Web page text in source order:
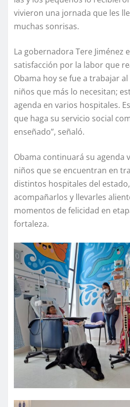
vivieron una jornada que les
muchas sonrisas.
La gobernadora Tere Jiménez
satisfacción por la labor que
Obama hoy se fue a trabajar
niños que más lo necesitan;
agenda en varios hospitales.
que haga su servicio social
enseñado”, señaló.
Obama continuará su agenda
niños que se encuentran en
distintos hospitales del
acompañarlos y llevarles
momentos de felicidad en
fortaleza.